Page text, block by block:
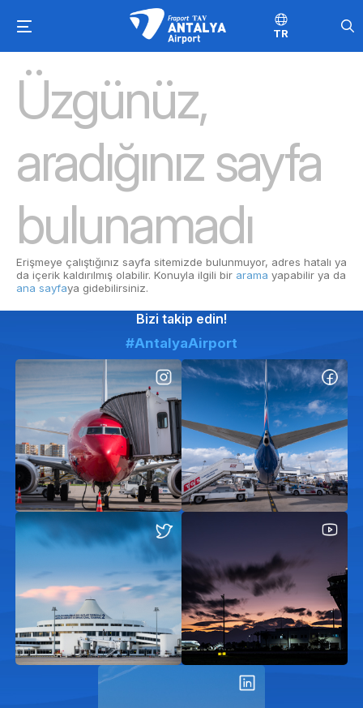
TR
Üzgünüz,
aradığınız sayfa
bulunamadı
Erişmeye çalıştığınız sayfa sitemizde bulunmuyor, adres hatalı ya
da içerik kaldırılmış olabilir. Konuyla ilgili bir arama yapabilir ya da
ana sayfaya gidebilirsiniz.
Bizi takip edin!
#AntalyaAirport